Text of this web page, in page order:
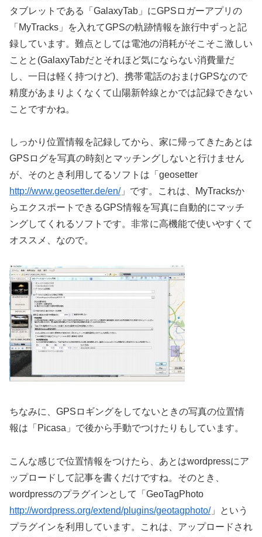
タブレットである「GalaxyTab」にGPSロガーアプリの
「MyTracks」を入れてGPSの軌跡情報を旅行中ずっと記
録しています。難点としては電池の消耗がそこそこ激しい
ことと(GalaxyTabだとそれほど気にならない消費量だ
し、一日は軽く持つけど)、携帯電話のおまけGPSなので
精度があまりよくなくて山陽新幹線とかでは記録できない
ことですかね。
しっかり位置情報を記録してから、家に帰ってきたあとは
GPSログを写真の時刻とマッチングしないと行けません
が、そのとき利用してるソフトは「geosetter
http://www.geosetter.de/en/」です。これは、MyTracksか
らエクスポートできるGPS情報を写真に自動的にマッチ
ングしてくれるソフトです。非常に高機能で使いやすくて
オススメ、なので。
ちなみに、GPSロギングをしてないときの写真の位置情
報は「Picasa」で後から手動でつけたりもしています。
こんな感じで位置情報をつけたら、あとはwordpressにア
ップロードして記事を書くだけですね。そのとき、
wordpressのプラグインとして「GeoTagPhoto
http://wordpress.org/extend/plugins/geotagphoto/」という
プラグインを利用しています。これは、アップロードされ